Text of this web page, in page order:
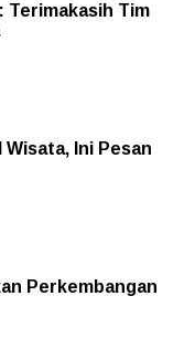
Terimakasih Tim
Wisata, Ini Pesan
Perkembangan